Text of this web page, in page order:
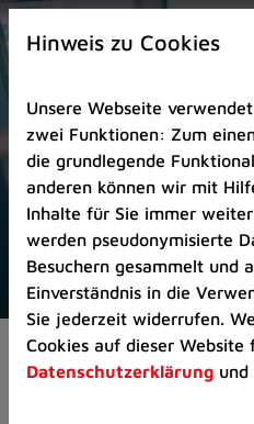
Zur
Startseite
Zum
Seitenanfang
springen
(Schnelltaste
A)
Zur
Navigation/Menü
springen
(Schnelltaste
M)
Zur
Aktuelles
Hinweis zu Cookies
Unsere Webseite
zwei Funktionen: Zum
die grundlegende
anderen können wir mit
Inhalte für Sie immer
werden pseudonymisierte
Besuchern gesammelt und
Einverständnis in die
Sie jederzeit widerrufen.
Cookies auf dieser Website
Datenschutzerklärung und